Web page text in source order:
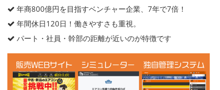
年商800億円を目指すベンチャー企業、7年で7倍！
年間休日120日！働きやすさも重視。
パート・社員・幹部の距離が近いのが特徴です